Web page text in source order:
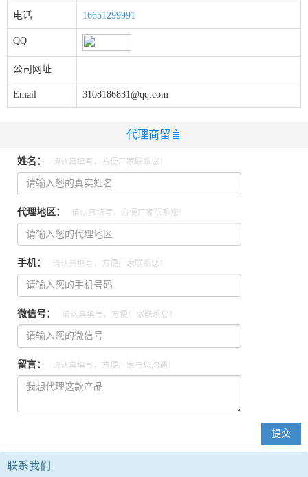
电话 16651299991
QQ
公司网址
Email 3108186831@qq.com
代理商留言
姓名： 请认真填写，方便厂家联系您！
代理地区： 请认真填写，方便厂家联系您！
手机： 请认真填写，方便厂家联系您！
微信号： 请认真填写，方便厂家联系您！
留言： 请认真填写，方便厂家与您沟通！
联系我们